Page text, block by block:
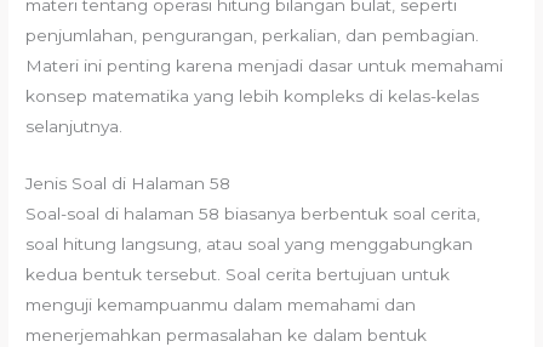
materi tentang operasi hitung bilangan bulat, seperti
penjumlahan, pengurangan, perkalian, dan pembagian.
Materi ini penting karena menjadi dasar untuk memahami
konsep matematika yang lebih kompleks di kelas-kelas
selanjutnya.
Jenis Soal di Halaman 58
Soal-soal di halaman 58 biasanya berbentuk soal cerita,
soal hitung langsung, atau soal yang menggabungkan
kedua bentuk tersebut. Soal cerita bertujuan untuk
menguji kemampuanmu dalam memahami dan
menerjemahkan permasalahan ke dalam bentuk